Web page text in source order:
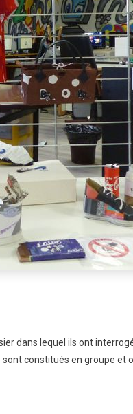
dans lequel ils ont
constitués en groupe et